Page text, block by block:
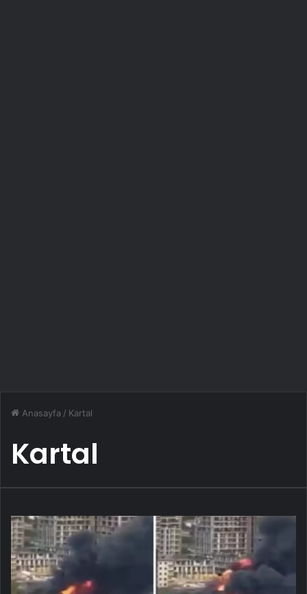
Anasayfa / Kartal
Kartal